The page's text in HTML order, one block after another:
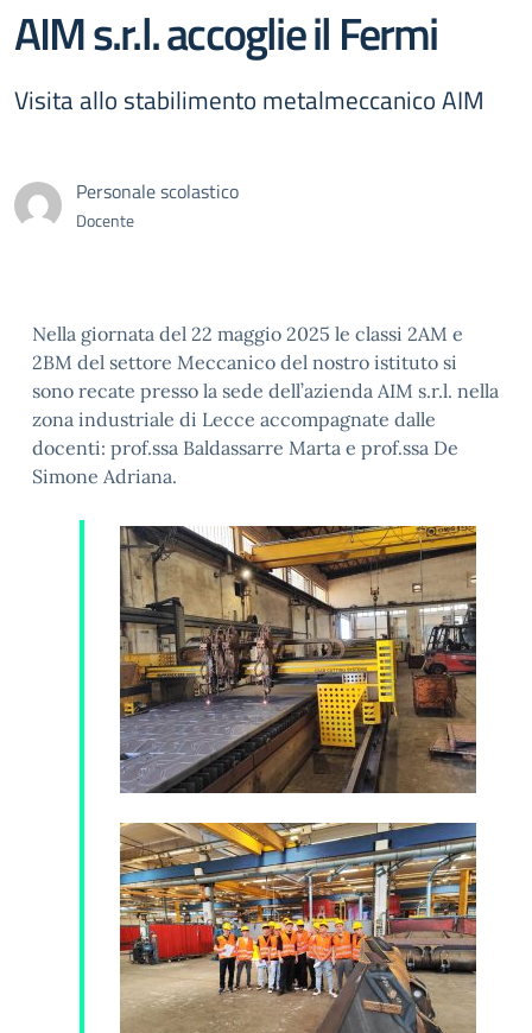
AIM s.r.l. accoglie il Fermi
Visita allo stabilimento metalmeccanico AIM
Personale scolastico
Docente
Nella giornata del 22 maggio 2025 le classi 2AM e
2BM del settore Meccanico del nostro istituto si
sono recate presso la sede dell’azienda AIM s.r.l. nella
zona industriale di Lecce accompagnate dalle
docenti: prof.ssa Baldassarre Marta e prof.ssa De
Simone Adriana.